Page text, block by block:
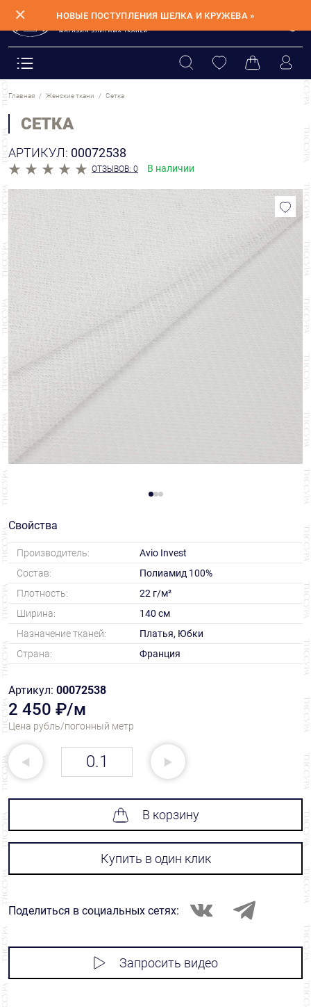
✕ НОВЫЕ ПОСТУПЛЕНИЯ ШЕЛКА И КРУЖЕВА »
Главная Женские ткани Сетка
СЕТКА
АРТИКУЛ: 00072538
ОТЗЫВОВ: 0 В наличии
Свойства
Производитель:
Avio Invest
Состав:
Полиамид 100%
Плотность:
22 г/м²
Ширина:
140 см
Назначение тканей:
Платья, Юбки
Страна:
Франция
Артикул: 00072538
2 450 ₽/м
Цена рубль/погонный метр
В корзину
Купить в один клик
Поделиться в социальных сетях:
Запросить видео